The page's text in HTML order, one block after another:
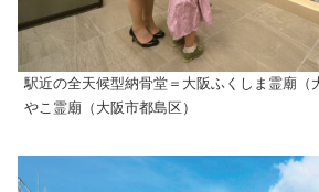
駅近の全天候型納骨堂＝大阪ふくしま霊廟（
やこ霊廟（大阪市都島区）